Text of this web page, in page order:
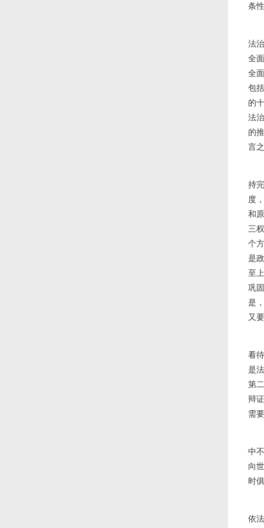
条
法
全
全
包
的
法
的
言
持
度
和
三
个
是
至
巩
是
又
看
是
第
辩
需
中
向
时
依